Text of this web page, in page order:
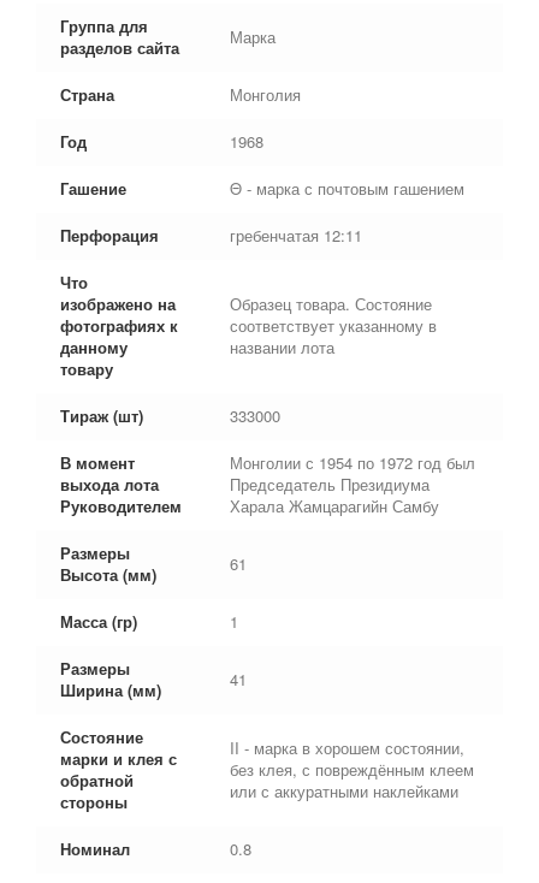
Группа для
разделов сайта
Марка
Страна Монголия
Год 1968
Гашение Θ - марка с почтовым гашением
Перфорация гребенчатая 12:11
Что
изображено на
фотографиях к
данному
товару
Образец товара. Состояние
соответствует указанному в
названии лота
Тираж (шт) 333000
В момент
выхода лота
Руководителем
Монголии с 1954 по 1972 год был
Председатель Президиума
Харала Жамцарагийн Самбу
Размеры
Высота (мм)
61
Масса (гр) 1
Размеры
Ширина (мм)
41
Состояние
марки и клея с
обратной
стороны
II - марка в хорошем состоянии,
без клея, с повреждённым клеем
или с аккуратными наклейками
Номинал 0.8